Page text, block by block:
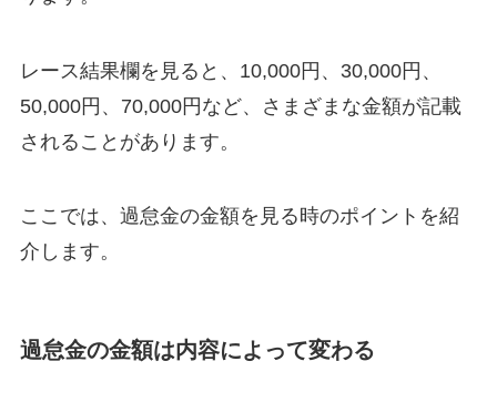
レース結果欄を見ると、10,000円、30,000円、
50,000円、70,000円など、さまざまな金額が記載
されることがあります。
ここでは、過怠金の金額を見る時のポイントを紹
介します。
過怠金の金額は内容によって変わる